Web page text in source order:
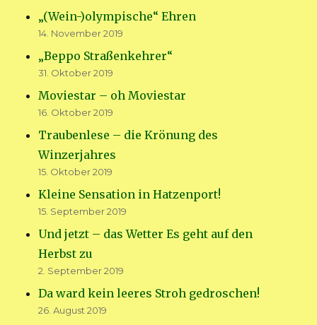
„(Wein-)olympische“ Ehren
14. November 2019
„Beppo Straßenkehrer“
31. Oktober 2019
Moviestar – oh Moviestar
16. Oktober 2019
Traubenlese – die Krönung des
Winzerjahres
15. Oktober 2019
Kleine Sensation in Hatzenport!
15. September 2019
Und jetzt – das Wetter Es geht auf den
Herbst zu
2. September 2019
Da ward kein leeres Stroh gedroschen!
26. August 2019